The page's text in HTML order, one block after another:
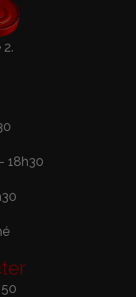
18h30